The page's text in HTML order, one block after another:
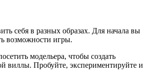
себя в разных образах. Для начала вы
возможности игры.
модельера, чтобы создать
виллы. Пробуйте, экспериментируйте и